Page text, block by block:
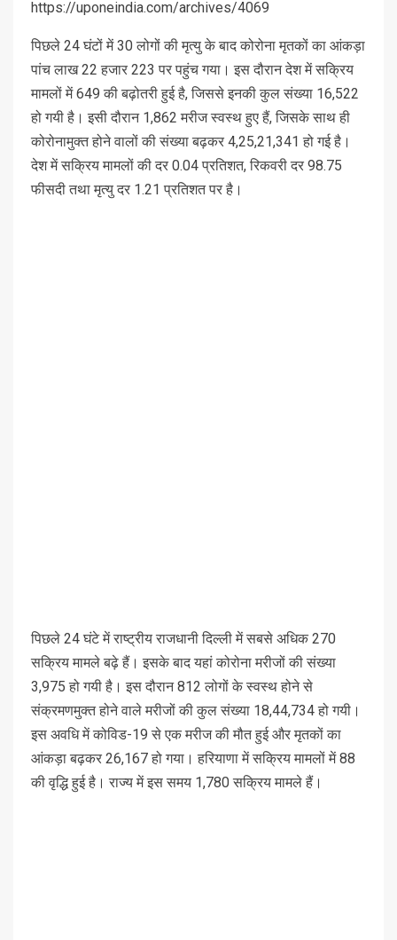
https://uponeindia.com/archives/4069
पिछले 24 घंटों में 30 लोगों की मृत्यु के बाद कोरोना मृतकों का आंकड़ा
पांच लाख 22 हजार 223 पर पहुंच गया। इस दौरान देश में सक्रिय
मामलों में 649 की बढ़ोतरी हुई है, जिससे इनकी कुल संख्या 16,522
हो गयी है। इसी दौरान 1,862 मरीज स्वस्थ हुए हैं, जिसके साथ ही
कोरोनामुक्त होने वालों की संख्या बढ़कर 4,25,21,341 हो गई है।
देश में सक्रिय मामलों की दर 0.04 प्रतिशत, रिकवरी दर 98.75
फीसदी तथा मृत्यु दर 1.21 प्रतिशत पर है।
पिछले 24 घंटे में राष्ट्रीय राजधानी दिल्ली में सबसे अधिक 270
सक्रिय मामले बढ़े हैं। इसके बाद यहां कोरोना मरीजों की संख्या
3,975 हो गयी है। इस दौरान 812 लोगों के स्वस्थ होने से
संक्रमणमुक्त होने वाले मरीजों की कुल संख्या 18,44,734 हो गयी।
इस अवधि में कोविड-19 से एक मरीज की मौत हुई और मृतकों का
आंकड़ा बढ़कर 26,167 हो गया। हरियाणा में सक्रिय मामलों में 88
की वृद्धि हुई है। राज्य में इस समय 1,780 सक्रिय मामले हैं।